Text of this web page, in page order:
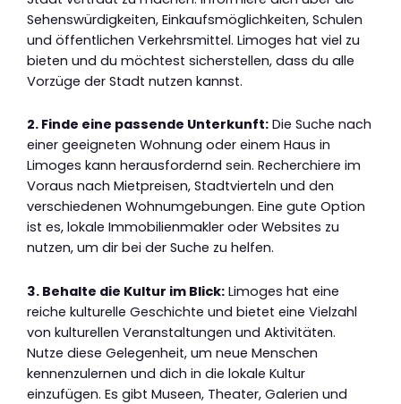
Sehenswürdigkeiten, Einkaufsmöglichkeiten, Schulen
und öffentlichen Verkehrsmittel. Limoges hat viel zu
bieten und du möchtest sicherstellen, dass du alle
Vorzüge der Stadt nutzen kannst.
2. Finde eine passende Unterkunft: Die Suche nach
einer geeigneten Wohnung oder einem Haus in
Limoges kann herausfordernd sein. Recherchiere im
Voraus nach Mietpreisen, Stadtvierteln und den
verschiedenen Wohnumgebungen. Eine gute Option
ist es, lokale Immobilienmakler oder Websites zu
nutzen, um dir bei der Suche zu helfen.
3. Behalte die Kultur im Blick: Limoges hat eine
reiche kulturelle Geschichte und bietet eine Vielzahl
von kulturellen Veranstaltungen und Aktivitäten.
Nutze diese Gelegenheit, um neue Menschen
kennenzulernen und dich in die lokale Kultur
einzufügen. Es gibt Museen, Theater, Galerien und